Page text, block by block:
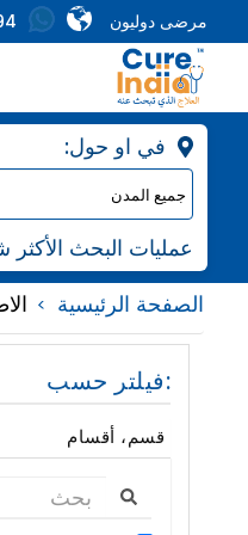
مرضى دوليون
: عمليات البحث الأكثر
الصفحة الرئيسية
فيلتر حسب:
قسم، أقسام